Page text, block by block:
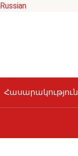
Russian
Հասարակություն